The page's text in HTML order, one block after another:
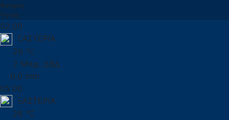
Άνεμος
Υετός
02:00
ΞΑΣΤΕΡΙΑ
26 °C
2 Μπφ. ΔΒΔ
0.0 mm
05:00
ΞΑΣΤΕΡΙΑ
26 °C